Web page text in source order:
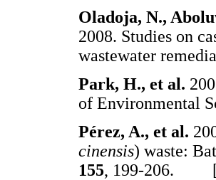
Oladoja, N.,
2008. Studies on
wastewater
Park, H., et al.
of Environmental
Pérez, A., et al.
cinensis) waste:
155, 199-206.